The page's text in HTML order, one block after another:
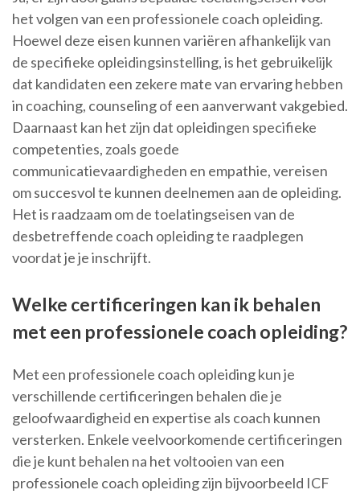
het volgen van een professionele coach opleiding.
Hoewel deze eisen kunnen variëren afhankelijk van
de specifieke opleidingsinstelling, is het gebruikelijk
dat kandidaten een zekere mate van ervaring hebben
in coaching, counseling of een aanverwant vakgebied.
Daarnaast kan het zijn dat opleidingen specifieke
competenties, zoals goede
communicatievaardigheden en empathie, vereisen
om succesvol te kunnen deelnemen aan de opleiding.
Het is raadzaam om de toelatingseisen van de
desbetreffende coach opleiding te raadplegen
voordat je je inschrijft.
Welke certificeringen kan ik behalen
met een professionele coach opleiding?
Met een professionele coach opleiding kun je
verschillende certificeringen behalen die je
geloofwaardigheid en expertise als coach kunnen
versterken. Enkele veelvoorkomende certificeringen
die je kunt behalen na het voltooien van een
professionele coach opleiding zijn bijvoorbeeld ICF